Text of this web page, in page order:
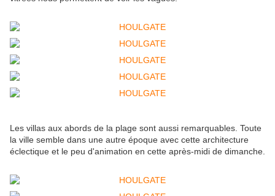
Les villas aux abords de la plage sont aussi remarquables. Toute
la ville semble dans une autre époque avec cette architecture
éclectique et le peu d'animation en cette après-midi de dimanche.